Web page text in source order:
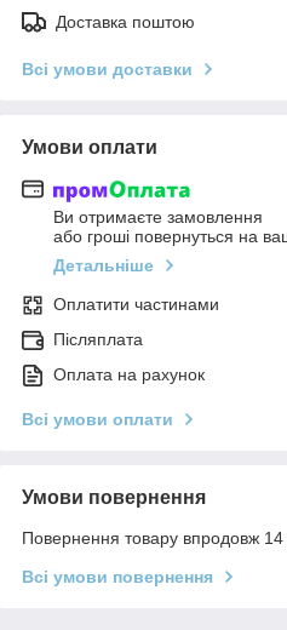
Доставка поштою
Всі умови доставки
Умови оплати
Ви отримаєте замовлення
або гроші повернуться на
Детальніше
Оплатити частинами
Післяплата
Оплата на рахунок
Всі умови оплати
Умови повернення
Повернення товару впродовж 14
Всі умови повернення